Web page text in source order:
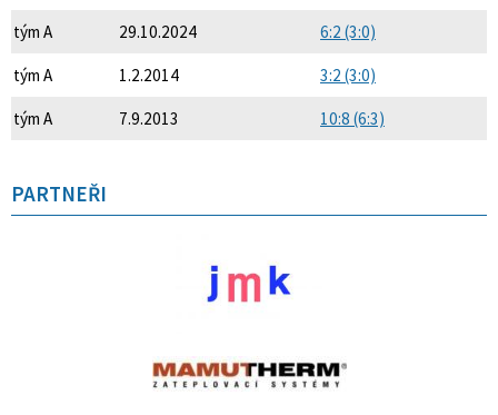
tým A 29.10.2024 6:2 (3:0)
tým A 1.2.2014 3:2 (3:0)
tým A 7.9.2013 10:8 (6:3)
PARTNEŘI